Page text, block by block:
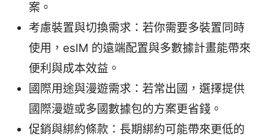
案。
考慮裝置與切換需求：若你需要多裝置同時
使用，esIM 的遠端配置與多數據計畫能帶來
便利與成本效益。
國際用途與漫遊需求：若常出國，選擇提供
國際漫遊或多國數據包的方案更省錢。
促銷與綁約條款：長期綁約可能帶來更低的